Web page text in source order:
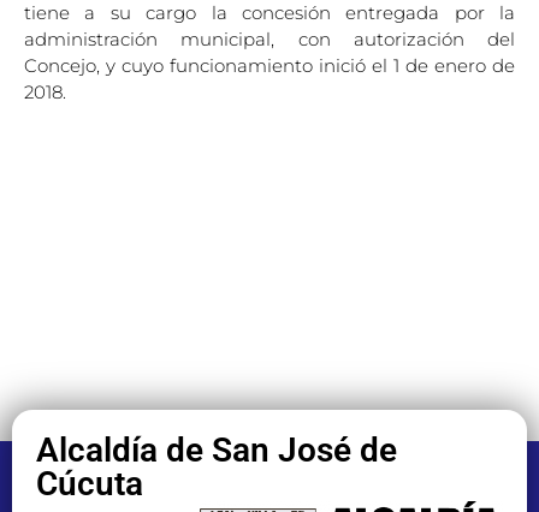
tiene a su cargo la concesión entregada por la
administración municipal, con autorización del
Concejo, y cuyo funcionamiento inició el 1 de enero de
2018.
Alcaldía de San José de
Cúcuta